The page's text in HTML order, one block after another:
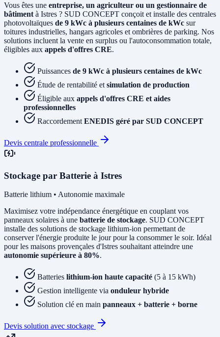
Vous êtes une entreprise, un agriculteur ou un gestionnaire de
bâtiment à Istres ? SUD CONCEPT conçoit et installe des centrales
photovoltaïques de 9 kWc à plusieurs centaines de kWc sur
toitures industrielles, hangars agricoles et ombrières de parking. Nos
solutions incluent la vente en surplus ou l'autoconsommation totale,
éligibles aux appels d'offres CRE.
Puissances de 9 kWc à plusieurs centaines de kWc
Étude de rentabilité et simulation de production
Éligible aux appels d'offres CRE et aides
professionnelles
Raccordement ENEDIS géré par SUD CONCEPT
Devis centrale professionnelle
Stockage par Batterie à Istres
Batterie lithium • Autonomie maximale
Maximisez votre indépendance énergétique en couplant vos
panneaux solaires à une batterie de stockage. SUD CONCEPT
installe des solutions de stockage lithium-ion permettant de
conserver l'énergie produite le jour pour la consommer le soir. Idéal
pour les maisons provençales d'Istres souhaitant atteindre une
autonomie supérieure à 80%.
Batteries lithium-ion haute capacité (5 à 15 kWh)
Gestion intelligente via onduleur hybride
Solution clé en main panneaux + batterie + borne
Devis solution avec stockage